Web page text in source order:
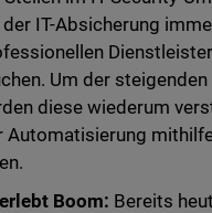
IT-Absicherung
Um der
diese wiederum
Automatisierung
Boom: Bereits